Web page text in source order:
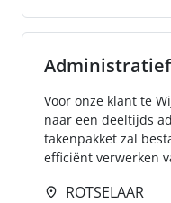
Voor onze klant te
naar een deeltijds
takenpakket zal
efficiënt verwerken
ROTSELAAR